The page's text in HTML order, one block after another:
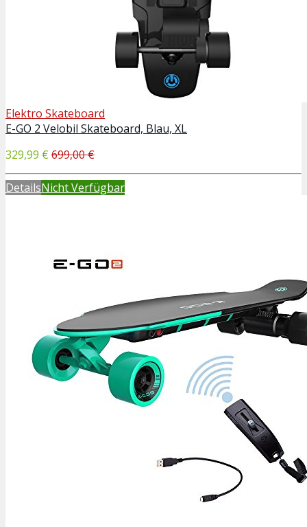
Elektro Skateboard
E-GO 2 Velobil Skateboard, Blau, XL
329,99 € 699,00 €
DetailsNicht Verfügbar